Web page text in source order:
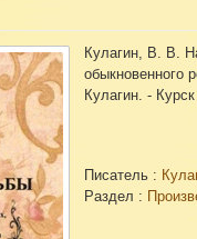
Кулагин, В. В.
обыкновенного
Кулагин. -
Писатель :
Раздел :